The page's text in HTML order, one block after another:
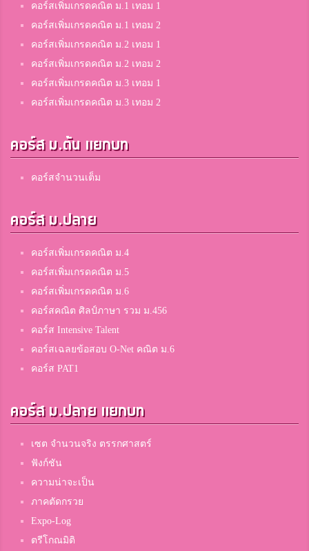
คอร์สเพิ่มเกรดคณิต ม.1 เทอม 1
คอร์สเพิ่มเกรดคณิต ม.1 เทอม 2
คอร์สเพิ่มเกรดคณิต ม.2 เทอม 1
คอร์สเพิ่มเกรดคณิต ม.2 เทอม 2
คอร์สเพิ่มเกรดคณิต ม.3 เทอม 1
คอร์สเพิ่มเกรดคณิต ม.3 เทอม 2
คอร์ส ม.ต้น แยกบท
คอร์สจำนวนเต็ม
คอร์ส ม.ปลาย
คอร์สเพิ่มเกรดคณิต ม.4
คอร์สเพิ่มเกรดคณิต ม.5
คอร์สเพิ่มเกรดคณิต ม.6
คอร์สคณิต ศิลป์ภาษา รวม ม.456
คอร์ส Intensive Talent
คอร์สเฉลยข้อสอบ O-Net คณิต ม.6
คอร์ส PAT1
คอร์ส ม.ปลาย แยกบท
เซต จำนวนจริง ตรรกศาสตร์
ฟังก์ชัน
ความน่าจะเป็น
ภาคตัดกรวย
Expo-Log
ตรีโกณมิติ